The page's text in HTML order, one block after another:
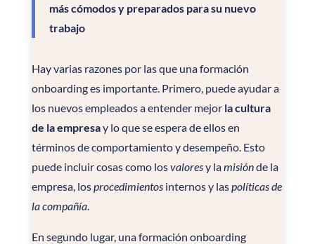
más cómodos y preparados para su nuevo
trabajo
Hay varias razones por las que una formación
onboarding es importante. Primero, puede ayudar a
los nuevos empleados a entender mejorla cultura
de la empresay lo que se espera de ellos en
términos de comportamiento y desempeño. Esto
puede incluir cosas como losvaloresy lamisiónde la
empresa, losprocedimientosinternos y laspolíticasde
la compañía.
En segundo lugar, una formación onboarding